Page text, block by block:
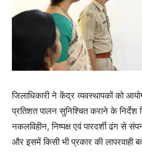
जिलाधिकारी ने केंद्र व्यवस्थापकों को आयोग
प्रतिशत पालन सुनिश्चित कराने के निर्देश
नकलविहीन, निष्पक्ष एवं पारदर्शी ढंग से
और इसमें किसी भी प्रकार की लापरवाही